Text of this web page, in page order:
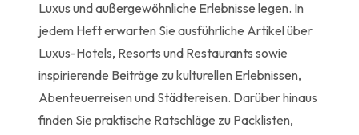
Luxus und außergewöhnliche Erlebnisse legen. In
jedem Heft erwarten Sie ausführliche Artikel über
Luxus-Hotels, Resorts und Restaurants sowie
inspirierende Beiträge zu kulturellen Erlebnissen,
Abenteuerreisen und Städtereisen. Darüber hinaus
finden Sie praktische Ratschläge zu Packlisten,